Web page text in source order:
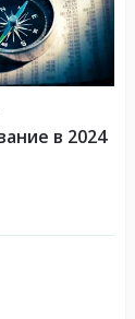
в 2024